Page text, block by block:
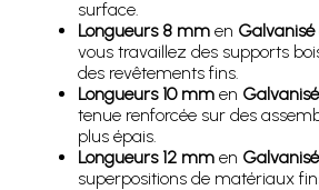
surface.
Longueurs 8 mm en Galvanisé
vous travaillez des supports
des revêtements fins.
Longueurs 10 mm en Galvanisé
tenue renforcée sur des
plus épais.
Longueurs 12 mm en Galvanisé
superpositions de matériaux